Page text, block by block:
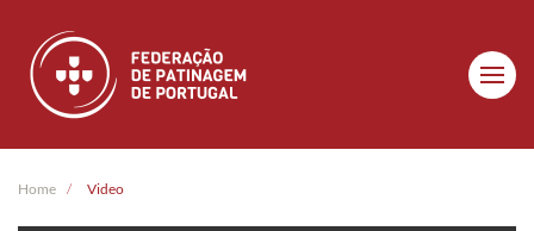
Skip to main content
Home Video